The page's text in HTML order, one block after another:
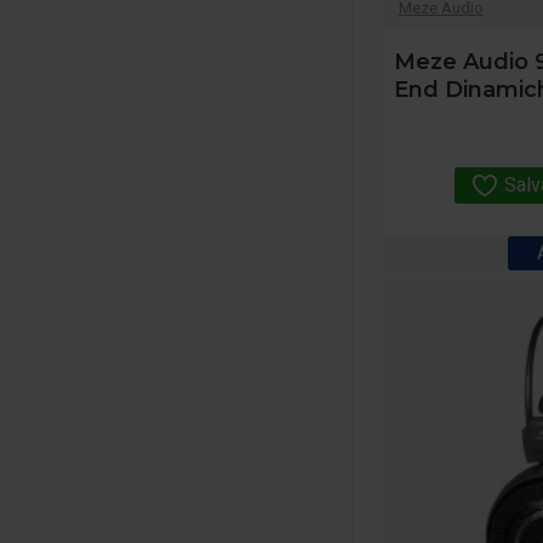
Meze Audio
Meze Audio
End